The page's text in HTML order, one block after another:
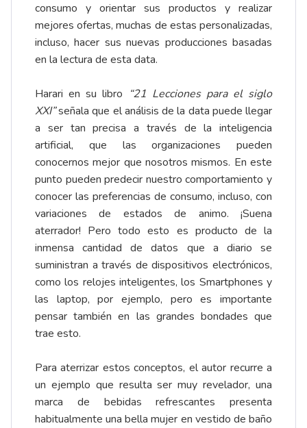
consumo y orientar sus productos y realizar
mejores ofertas, muchas de estas personalizadas,
incluso, hacer sus nuevas producciones basadas
en la lectura de esta data.
Harari en su libro “21 Lecciones para el siglo
XXI”señala que el análisis de la data puede llegar
a ser tan precisa a través de la inteligencia
artificial, que las organizaciones pueden
conocernos mejor que nosotros mismos. En este
punto pueden predecir nuestro comportamiento y
conocer las preferencias de consumo, incluso, con
variaciones de estados de animo. ¡Suena
aterrador! Pero todo esto es producto de la
inmensa cantidad de datos que a diario se
suministran a través de dispositivos electrónicos,
como los relojes inteligentes, los Smartphones y
las laptop, por ejemplo, pero es importante
pensar también en las grandes bondades que
trae esto.
Para aterrizar estos conceptos, el autor recurre a
un ejemplo que resulta ser muy revelador, una
marca de bebidas refrescantes presenta
habitualmente una bella mujer en vestido de baño